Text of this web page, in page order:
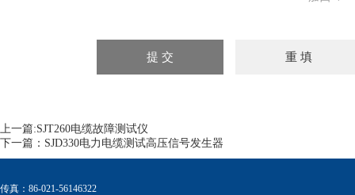
上一篇:SJT260电缆故障测试仪
下一篇： SJD330电力电缆测试高压信号发生器
传真：86-021-56146322